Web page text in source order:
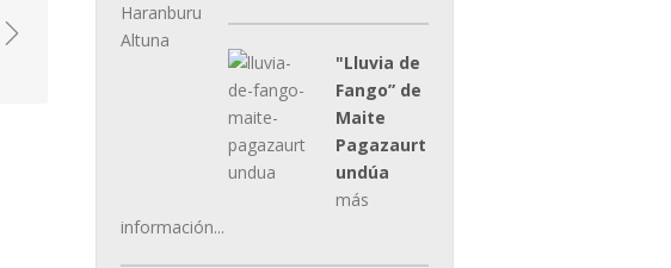
"Lluvia de
Fango” de
Maite
Pagazaurt
undúa
más
información...